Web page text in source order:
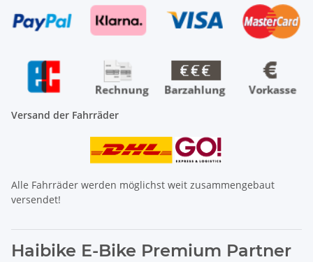
Versand der Fahrräder
Alle Fahrräder werden möglichst weit zusammengebaut
versendet!
Haibike E-Bike Premium Partner